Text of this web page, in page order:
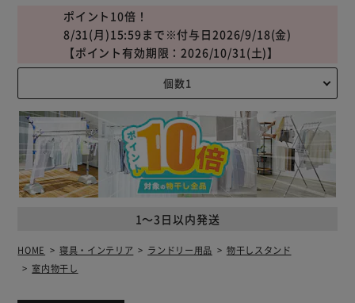
1～3日以内発送
ポイント10倍！
8/31(月)15:59まで※付与日2026/9/18(金)
【ポイント有効期限：2026/10/31(土)】
HOME 寝具・インテリア ランドリー用品
物干しスタンド
室内物干し